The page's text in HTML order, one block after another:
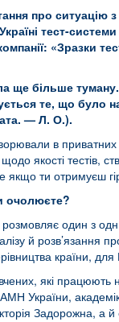
про ситуацію
тест-
«Зразки
ще більше
те, що було
— Л. О.).
в приватних
якості тестів,
якщо ти отримуєш
очолюєте?
один з
й
країни,
які працюють
України,
Задорожна, а й